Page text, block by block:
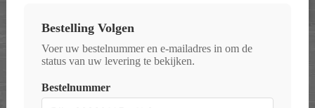
Bestelling Volgen
Voer uw bestelnummer en e-mailadres in om de
status van uw levering te bekijken.
Bestelnummer